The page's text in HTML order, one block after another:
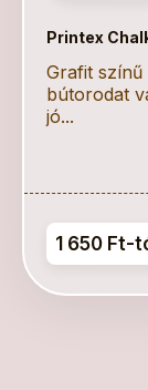
Printex
Grafit
bútorodat
jó...
1 650 Ft-